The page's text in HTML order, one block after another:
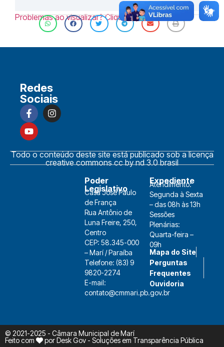
Problemas ao visualizar? Clique aqui [108.29 KB]
Redes
Sociais
Todo o conteúdo deste site está publicado sob a licença
creative commons cc by nd 3.0 brasil
Poder
Legislativo
Casa José Paulo
de França
Rua Antônio de
Luna Freire, 250,
Centro
CEP: 58.345-000
– Marí / Paraíba
Telefone: (83) 9
9820-2274
E-mail:
contato@cmmari.pb.gov.br
Expediente
Atendimento:
Segunda à Sexta
– das 08h às 13h
Sessões
Plenárias:
Quarta-feira –
09h
Mapa do Site
Perguntas
Frequentes
Ouvidoria
© 2021-2025 - Câmara Municipal de Marí
Feito com
porDesk Gov - Soluções em Transparência Pública